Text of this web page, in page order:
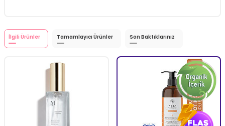
İlgili Ürünler Tamamlayıcı Ürünler Son Baktıklarınız